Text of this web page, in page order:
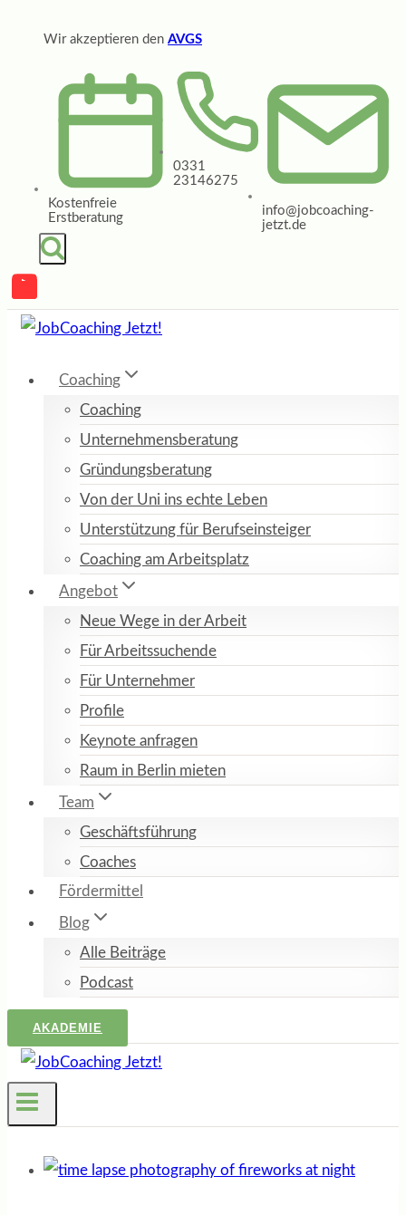
Wir akzeptieren den AVGS
Kostenfreie
Erstberatung
0331
23146275
info@jobcoaching-
jetzt.de
Coaching
Coaching
Unternehmensberatung
Gründungsberatung
Von der Uni ins echte Leben
Unterstützung für Berufseinsteiger
Coaching am Arbeitsplatz
Angebot
Neue Wege in der Arbeit
Für Arbeitssuchende
Für Unternehmer
Profile
Keynote anfragen
Raum in Berlin mieten
Team
Geschäftsführung
Coaches
Fördermittel
Blog
Alle Beiträge
Podcast
AKADEMIE